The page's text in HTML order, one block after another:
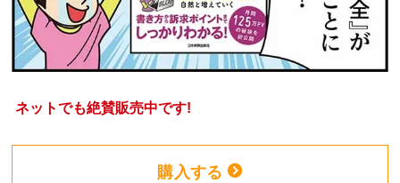
ネットでも絶賛販売中です!
購入する